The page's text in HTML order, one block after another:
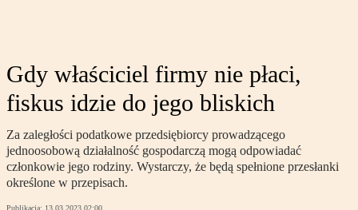
Gdy właściciel firmy nie płaci,
fiskus idzie do jego bliskich
Za zaległości podatkowe przedsiębiorcy prowadzącego
jednoosobową działalność gospodarczą mogą odpowiadać
członkowie jego rodziny. Wystarczy, że będą spełnione przesłanki
określone w przepisach.
Publikacja: 13.03.2023 02:00